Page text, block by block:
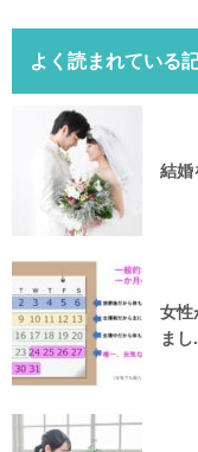
よく読まれている
結婚
女性
まし